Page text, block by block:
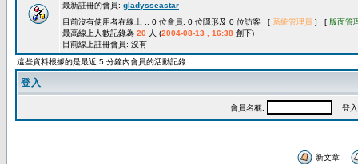
最新註冊的會員: gladysseastar
目前沒有使用者在線上 :: 0 位會員, 0 位隱形及 0 位訪客 [ 系統管理員 ] [ 版面管
最高線上人數記錄為 20 人 (2004-08-13 , 16:38 創下)
目前線上註冊會員: 沒有
這些資料根據的是最近 5 分鐘內會員的活動記錄
登入
會員名稱: 登入
新文章